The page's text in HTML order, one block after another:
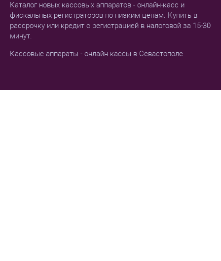
Каталог новых кассовых аппаратов - онлайн-касс и
фискальных регистраторов по низким ценам. Купить в
рассрочку или кредит с регистрацией в налоговой за 15-30
минут.
Кассовые аппараты - онлайн кассы в Севастополе